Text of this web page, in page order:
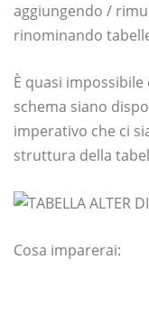
aggiungendo /
rinominando
È quasi
schema siano
imperativo che ci
struttura della
Cosa imparerai: